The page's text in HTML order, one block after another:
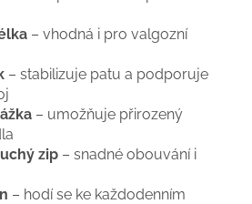
– vhodná i pro valgozní
– stabilizuje patu a podporuje
– umožňuje přirozený
zip – snadné obouvání i
– hodí se ke každodenním